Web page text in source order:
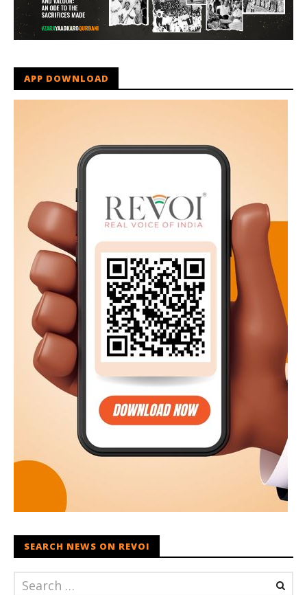
APP DOWNLOAD
SEARCH NEWS ON REVOI